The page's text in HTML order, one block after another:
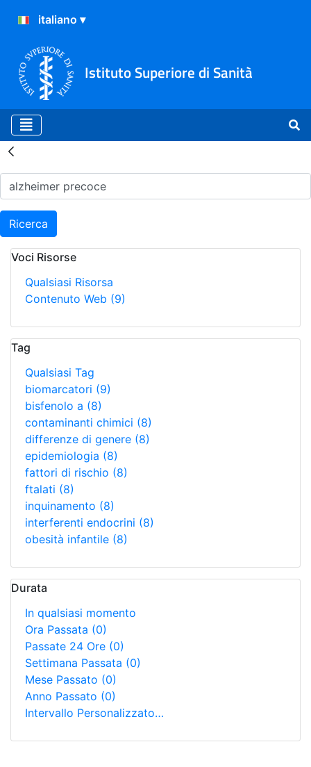
Istituto Superiore di Sanità
Risultati della Ricerca -
Ricerca
Voci Risorse
Qualsiasi Risorsa
Contenuto Web (9)
Tag
Qualsiasi Tag
biomarcatori (9)
bisfenolo a (8)
contaminanti chimici (8)
differenze di genere (8)
epidemiologia (8)
fattori di rischio (8)
ftalati (8)
inquinamento (8)
interferenti endocrini (8)
obesità infantile (8)
Durata
In qualsiasi momento
Ora Passata (0)
Passate 24 Ore (0)
Settimana Passata (0)
Mese Passato (0)
Anno Passato (0)
Intervallo Personalizzato…